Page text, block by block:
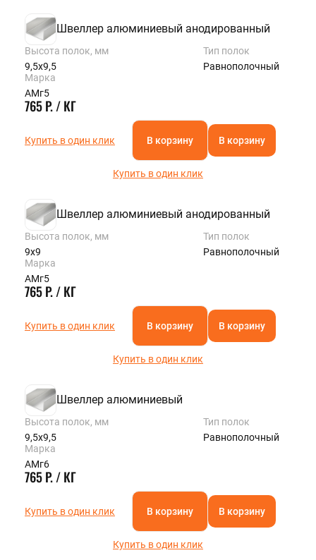
Швеллер алюминиевый анодированный
Высота полок, мм
9,5х9,5
Тип полок
Равнополочный
Марка
АМг5
765 Р. / КГ
Купить в один клик В корзину В корзину
Купить в один клик
Швеллер алюминиевый анодированный
Высота полок, мм
9х9
Тип полок
Равнополочный
Марка
АМг5
765 Р. / КГ
Купить в один клик В корзину В корзину
Купить в один клик
Швеллер алюминиевый
Высота полок, мм
9,5х9,5
Тип полок
Равнополочный
Марка
АМг6
765 Р. / КГ
Купить в один клик В корзину В корзину
Купить в один клик